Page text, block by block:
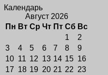
Календарь
Август 2026
Пн Вт Ср Чт Пт Сб Вс
1
2
3
4 5 6 7 8
9
10 11 12 13 14 15 16
17 18 19 20 21 22 23